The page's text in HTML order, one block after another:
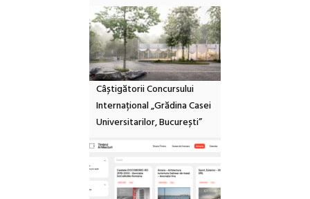
Câștigătorii Concursului
Internațional „Grădina Casei
Universitarilor, București”